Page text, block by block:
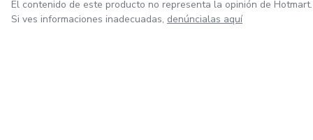
El contenido de este producto no representa la opinión de Hotmart.
Si ves informaciones inadecuadas, denúncialas aquí